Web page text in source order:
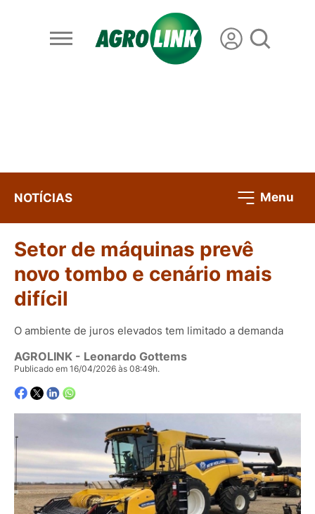
NOTÍCIAS Menu
Setor de máquinas prevê
novo tombo e cenário mais
difícil
O ambiente de juros elevados tem limitado a demanda
AGROLINK - Leonardo Gottems
Publicado em 16/04/2026 às 08:49h.